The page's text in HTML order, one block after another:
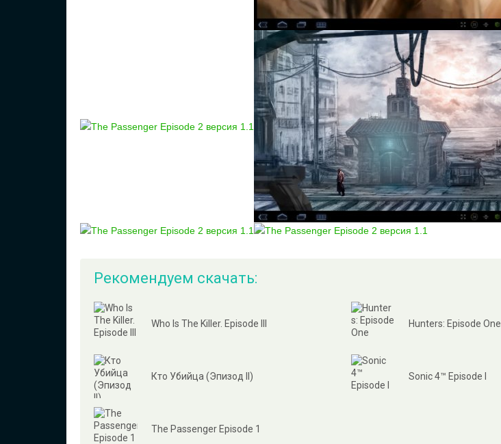
Рекомендуем скачать:
Who Is The Killer. Episode III Hunters: Episode One
Кто Убийца (Эпизод II) Sonic 4™ Episode I
The Passenger Episode 1